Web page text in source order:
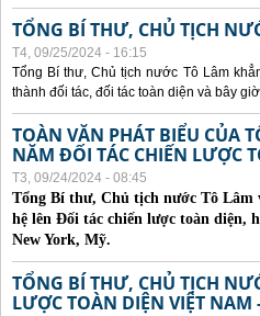
TỔNG BÍ THƯ, CHỦ TỊCH
T4, 09/25/2024 - 16:15
Tổng Bí thư, Chủ tịch nước Tô Lâm
thành đối tác, đối tác toàn diện và bây
TOÀN VĂN PHÁT BIỂU CỦA
NĂM ĐỐI TÁC CHIẾN LƯỢC
T3, 09/24/2024 - 08:45
Tổng Bí thư, Chủ tịch nước Tô Lâm
hệ lên Đối tác chiến lược toàn diện,
New York, Mỹ.
TỔNG BÍ THƯ, CHỦ TỊCH
LƯỢC TOÀN DIỆN VIỆT NAM